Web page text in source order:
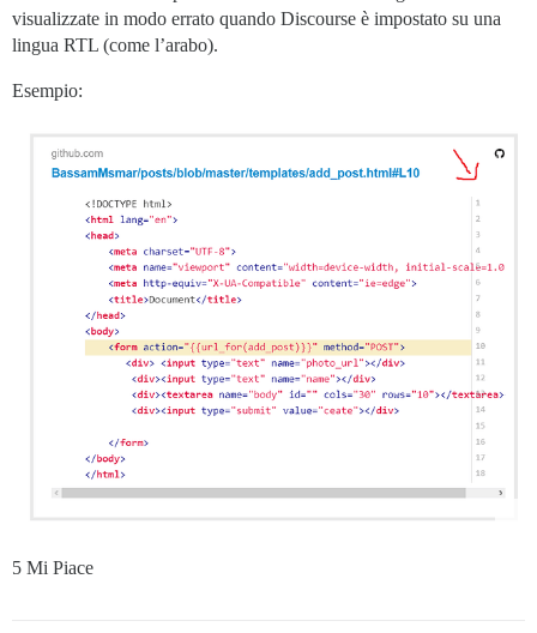
visualizzate in modo errato quando Discourse è impostato su una
lingua RTL (come l’arabo).
Esempio:
5 Mi Piace